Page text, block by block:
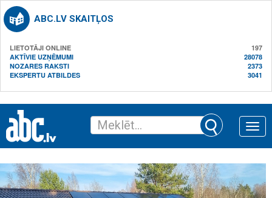
ABC.LV SKAITĻOS
LIETOTĀJI ONLINE
197
AKTĪVIE UZŅĒMUMI
28078
NOZARES RAKSTI
2373
EKSPERTU ATBILDES
3041
Toggle